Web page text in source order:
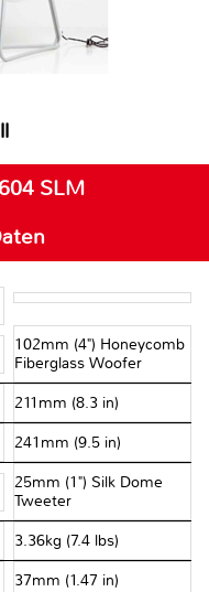
SLM
102mm (4") Honeycomb
Fiberglass Woofer
211mm (8.3 in)
241mm (9.5 in)
25mm (1") Silk Dome
Tweeter
3.36kg (7.4 lbs)
37mm (1.47 in)